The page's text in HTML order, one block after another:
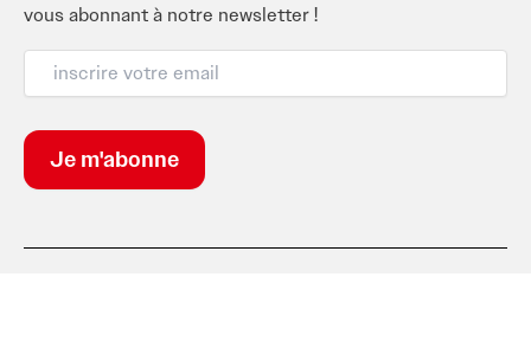
vous abonnant à notre newsletter !